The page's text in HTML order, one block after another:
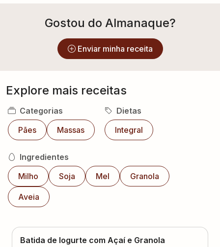
Gostou do Almanaque?
Enviar minha receita
Explore mais receitas
Categorias
Pães
Massas
Dietas
Integral
Ingredientes
Milho
Soja Mel Granola
Aveia
Batida de Iogurte com Açaí e Granola